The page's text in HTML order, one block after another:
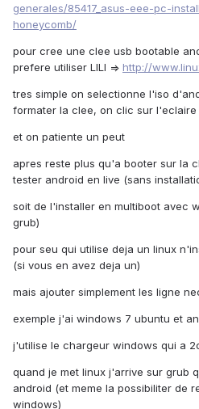
generales/85417_asus-eee-pc-
honeycomb/
pour cree une clee usb bootable
prefere utiliser LILI => http://
tres simple on selectionne l'iso
formater la clee, on clic sur l'eclaire
et on patiente un peut
apres reste plus qu'a booter sur la
tester android en live (sans
soit de l'installer en multiboot avec
grub)
pour seu qui utilise deja un linux
(si vous en avez deja un)
mais ajouter simplement les ligne
exemple j'ai windows 7 ubuntu et
j'utilise le chargeur windows qui a
quand je met linux j'arrive sur grub
android (et meme la possibiliter de
windows)